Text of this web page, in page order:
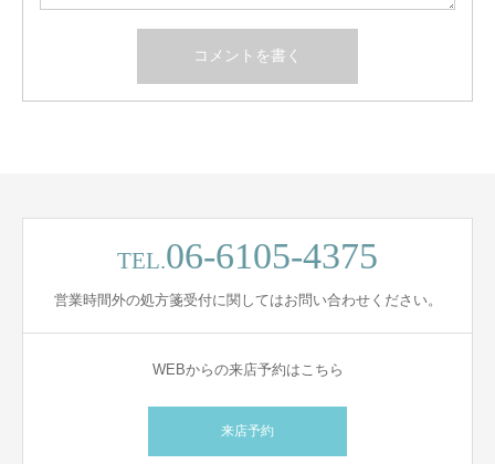
TEL.06-6105-4375
営業時間外の処方箋受付に関してはお問い合わせください。
WEBからの来店予約はこちら
来店予約